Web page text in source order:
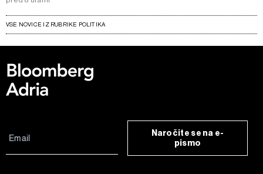
VSE NOVICE IZ RUBRIKE POLITIKA
Naročite se na e-
pismo